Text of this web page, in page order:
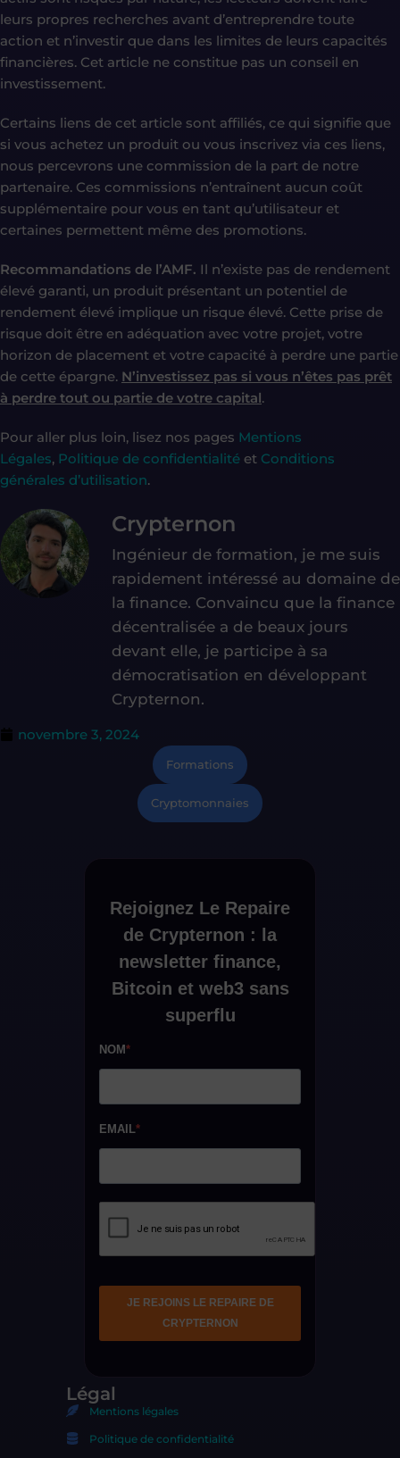
leurs propres recherches avant d’entreprendre toute
action et n’investir que dans les limites de leurs capacités
financières. Cet article ne constitue pas un conseil en
investissement.
Certains liens de cet article sont affiliés, ce qui signifie que
si vous achetez un produit ou vous inscrivez via ces liens,
nous percevrons une commission de la part de notre
partenaire. Ces commissions n’entraînent aucun coût
supplémentaire pour vous en tant qu’utilisateur et
certaines permettent même des promotions.
Recommandations de l’AMF. Il n’existe pas de rendement
élevé garanti, un produit présentant un potentiel de
rendement élevé implique un risque élevé. Cette prise de
risque doit être en adéquation avec votre projet, votre
horizon de placement et votre capacité à perdre une partie
de cette épargne. N’investissez pas si vous n’êtes pas prêt
à perdre tout ou partie de votre capital.
Pour aller plus loin, lisez nos pages Mentions
Légales, Politique de confidentialité et Conditions
générales d’utilisation.
Crypternon
Ingénieur de formation, je me suis
rapidement intéressé au domaine de
la finance. Convaincu que la finance
décentralisée a de beaux jours
devant elle, je participe à sa
démocratisation en développant
Crypternon.
novembre 3, 2024
Formations
Cryptomonnaies
Légal
Mentions légales
Politique de confidentialité